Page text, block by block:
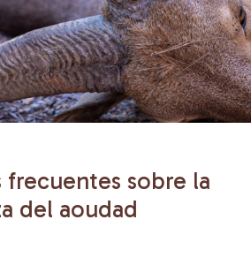
frecuentes sobre la
del aoudad